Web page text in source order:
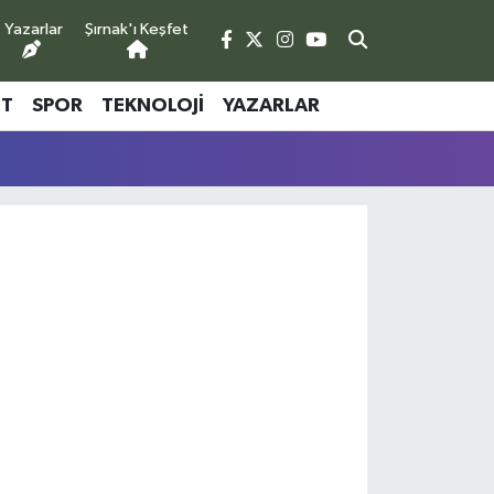
Yazarlar Şırnak'ı Keşfet
SPOR TEKNOLOJI YAZARLAR